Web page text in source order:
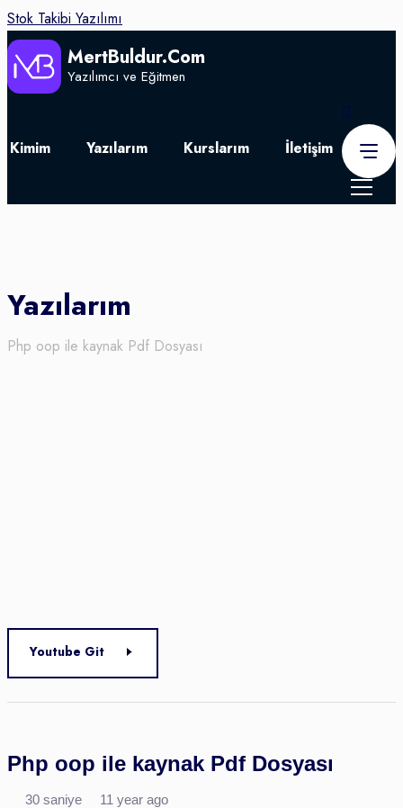
Stok Takibi Yazılımı
MertBuldur.Com
Yazılımcı ve Eğitmen
Kimim Yazılarım Kurslarım İletişim
Yazılarım
Php oop ile kaynak Pdf Dosyası
Youtube Git
Php oop ile kaynak Pdf Dosyası
30 saniye 11 year ago